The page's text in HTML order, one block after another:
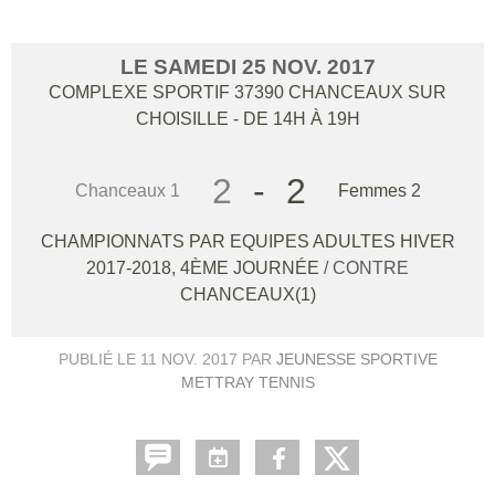
LE SAMEDI 25 NOV. 2017
COMPLEXE SPORTIF 37390 CHANCEAUX SUR
CHOISILLE - DE 14H À 19H
Chanceaux 1 2 - 2 Femmes 2
CHAMPIONNATS PAR EQUIPES ADULTES HIVER
2017-2018, 4ÈME JOURNÉE / CONTRE
CHANCEAUX(1)
PUBLIÉ LE 11 NOV. 2017 PAR JEUNESSE SPORTIVE
METTRAY TENNIS